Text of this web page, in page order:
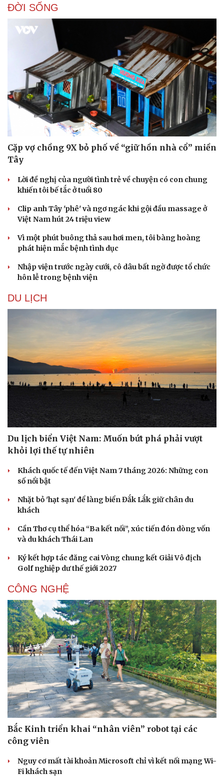
Văn hóa
Sân khấu - Điện ảnh
Văn học
Âm nhạc
Giải trí
Thời trang
ĐỜI SỐNG
Cặp vợ chồng 9X bỏ phố về “giữ hồn nhà cổ” miền
Tây
Lời đề nghị của người tình trẻ về chuyện có con chung
khiến tôi bế tắc ở tuổi 80
Clip anh Tây 'phê' và ngơ ngác khi gội đầu massage ở
Việt Nam hút 24 triệu view
Vì một phút buông thả sau hơi men, tôi bàng hoàng
phát hiện mắc bệnh tình dục
Nhập viện trước ngày cưới, cô dâu bất ngờ được tổ chức
hôn lễ trong bệnh viện
DU LỊCH
Du lịch biển Việt Nam: Muốn bứt phá phải vượt
khỏi lợi thế tự nhiên
Khách quốc tế đến Việt Nam 7 tháng 2026: Những con
số nổi bật
Nhặt bỏ 'hạt sạn' để làng biển Đắk Lắk giữ chân du
khách
Cần Thơ cụ thể hóa “Ba kết nối”, xúc tiến đón dòng vốn
và du khách Thái Lan
Ký kết hợp tác đăng cai Vòng chung kết Giải Vô địch
Golf nghiệp dư thế giới 2027
CÔNG NGHỆ
Bắc Kinh triển khai “nhân viên” robot tại các
công viên
Nguy cơ mất tài khoản Microsoft chỉ vì kết nối mạng Wi-
Fi khách sạn